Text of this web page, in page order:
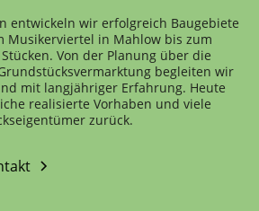
entwickeln wir erfolgreich Baugebiete
Musikerviertel in Mahlow bis zum
Von der Planung über die
begleiten wir
mit langjähriger Erfahrung. Heute
realisierte Vorhaben und viele
zurück.